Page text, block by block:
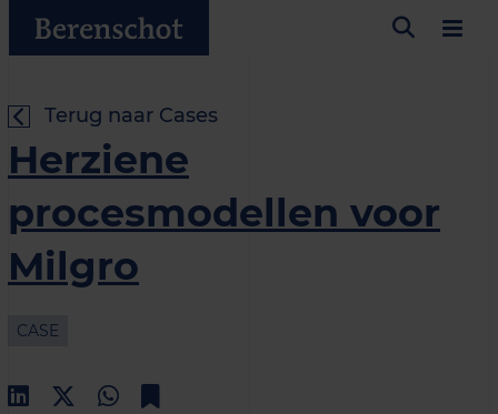
Terug naar Cases
Herziene
procesmodellen voor
Milgro
CASE